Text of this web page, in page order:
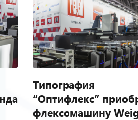
Типография
“Оптифлекс”
флексомашину